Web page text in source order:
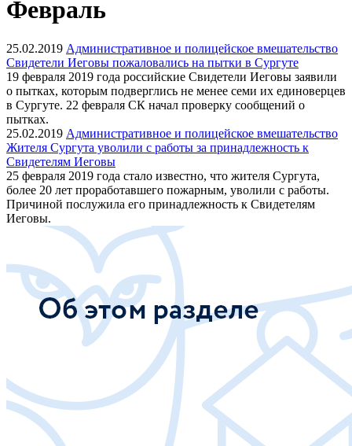
Февраль
25.02.2019 Административное и полицейское вмешательство
Свидетели Иеговы пожаловались на пытки в Сургуте
19 февраля 2019 года российские Свидетели Иеговы заявили
о пытках, которым подверглись не менее семи их единоверцев
в Сургуте. 22 февраля СК начал проверку сообщений о
пытках.
25.02.2019 Административное и полицейское вмешательство
Жителя Сургута уволили с работы за принадлежность к
Свидетелям Иеговы
25 февраля 2019 года стало известно, что жителя Сургута,
более 20 лет проработавшего пожарным, уволили с работы.
Причиной послужила его принадлежность к Свидетелям
Иеговы.